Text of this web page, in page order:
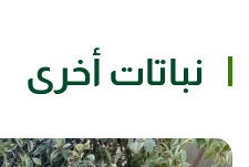
نباتات أخرى